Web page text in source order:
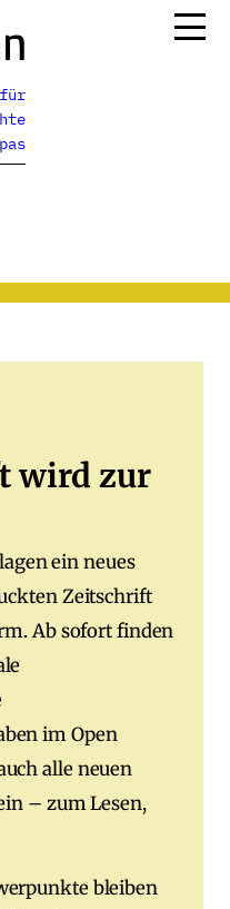
wird zur
ein neues
Zeitschrift
Ab sofort finden
im Open
alle neuen
– zum Lesen,
bleiben